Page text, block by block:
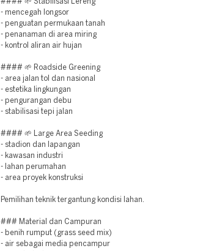
#### 🌱 Stabilisasi Lereng
- mencegah longsor
- penguatan permukaan tanah
- penanaman di area miring
- kontrol aliran air hujan
#### 🌱 Roadside Greening
- area jalan tol dan nasional
- estetika lingkungan
- pengurangan debu
- stabilisasi tepi jalan
#### 🌱 Large Area Seeding
- stadion dan lapangan
- kawasan industri
- lahan perumahan
- area proyek konstruksi
Pemilihan teknik tergantung kondisi lahan.
### Material dan Campuran
- benih rumput (grass seed mix)
- air sebagai media pencampur